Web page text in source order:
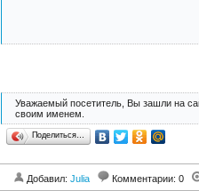
Уважаемый посетитель, Вы зашли на
своим именем.
Поделиться…
Добавил: Julia Комментарии: 0